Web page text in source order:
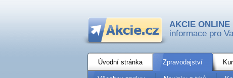
AKCIE ONLINE
informace pro
Úvodní stránka Zpravodajství